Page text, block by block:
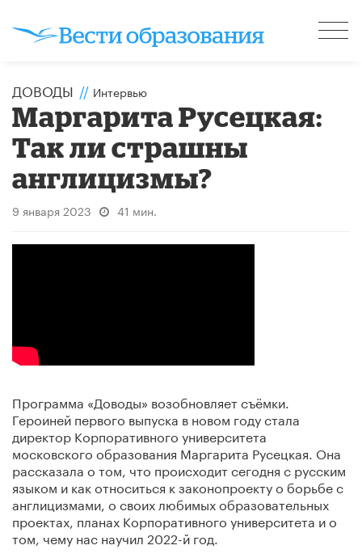
ДОВОДЫ // Интервью
Маргарита Русецкая:
Так ли страшны
англицизмы?
9 января 2023 41 мин.
Программа «Доводы» возобновляет съёмки.
Героиней первого выпуска в новом году стала
директор Корпоративного университета
московского образования Маргарита Русецкая. Она
рассказала о том, что происходит сегодня с русским
языком и как относиться к законопроекту о борьбе с
англицизмами, о своих любимых образовательных
проектах, планах Корпоративного университета и о
том, чему нас научил 2022-й год.